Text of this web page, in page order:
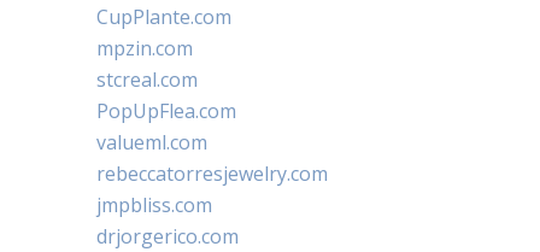
CupPlante.com
mpzin.com
stcreal.com
PopUpFlea.com
valueml.com
rebeccatorresjewelry.com
jmpbliss.com
drjorgerico.com